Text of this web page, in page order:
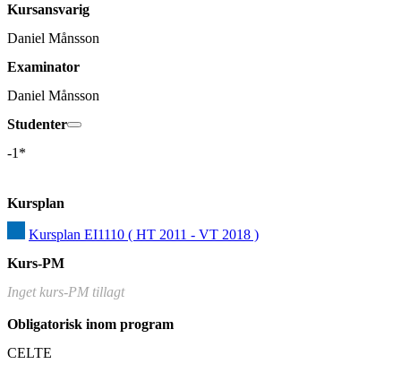
Kursansvarig
Daniel Månsson
Examinator
Daniel Månsson
Studenter
-1*
Kursplan
Kursplan EI1110 ( HT 2011 - VT 2018 )
Kurs-PM
Inget kurs-PM tillagt
Obligatorisk inom program
CELTE